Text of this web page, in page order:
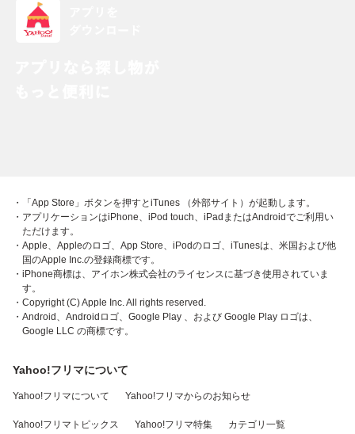
・「App Store」ボタンを押すとiTunes （外部サイト）が起動します。
・アプリケーションはiPhone、iPod touch、iPadまたはAndroidでご利用い
ただけます。
・Apple、Appleのロゴ、App Store、iPodのロゴ、iTunesは、米国および他
国のApple Inc.の登録商標です。
・iPhone商標は、アイホン株式会社のライセンスに基づき使用されていま
す。
・Copyright (C) Apple Inc. All rights reserved.
・Android、Androidロゴ、Google Play 、および Google Play ロゴは、
Google LLC の商標です。
Yahoo!フリマについて
Yahoo!フリマについて Yahoo!フリマからのお知らせ
Yahoo!フリマトピックス Yahoo!フリマ特集 カテゴリ一覧